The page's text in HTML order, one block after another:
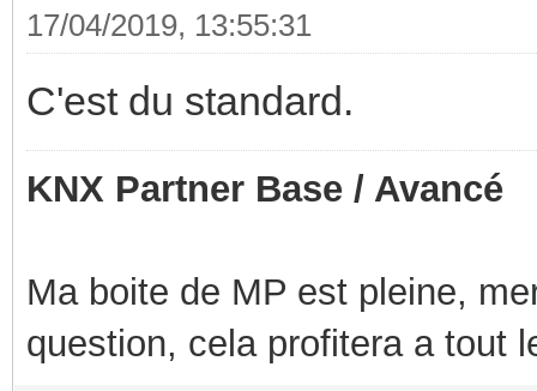
17/04/2019, 13:55:31
C'est du standard.
KNX Partner Base / Avancé
Ma boite de MP est pleine,
question, cela profitera a tout